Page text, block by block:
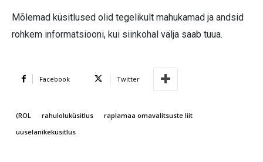
Mõlemad küsitlused olid tegelikult mahukamad ja andsid
rohkem informatsiooni, kui siinkohal välja saab tuua.
Facebook Twitter
(ROL rahuloluküsitlus
raplamaa omavalitsuste liit
uuselanikeküsitlus